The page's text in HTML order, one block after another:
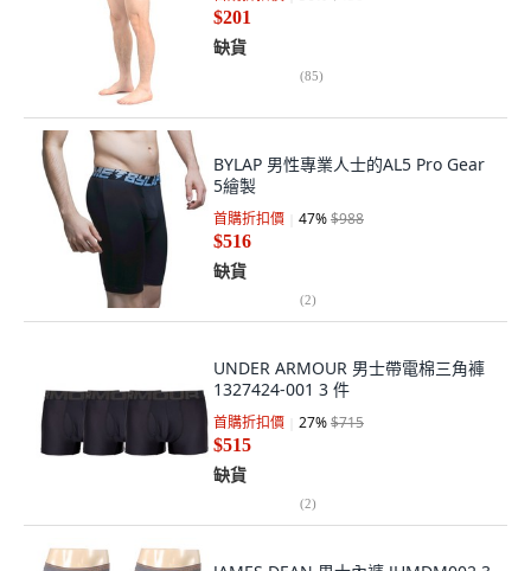
$201
缺貨
(85)
BYLAP 男性專業人士的AL5 Pro Gear
5繪製
首購折扣價 47%$988
$516
缺貨
(2)
UNDER ARMOUR 男士帶電棉三角褲
1327424-001 3 件
首購折扣價 27%$715
$515
缺貨
(2)